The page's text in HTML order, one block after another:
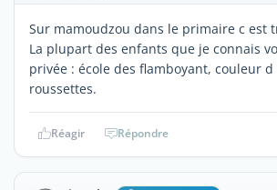
Sur mamoudzou dans le primaire c est
La plupart des enfants que je connais
privée : école des flamboyant, couleur d
roussettes.
Réagir Répondre